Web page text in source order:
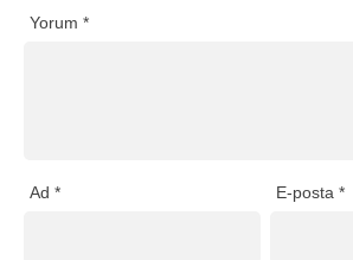
Yorum *
Ad * E-posta*